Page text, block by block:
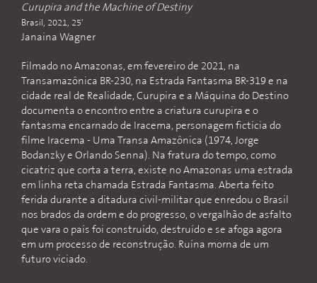
Curupira and the Machine of Destiny
Brasil, 2021, 25'
Janaina Wagner
Filmado no Amazonas, em fevereiro de 2021, na
Transamazônica BR-230, na Estrada Fantasma BR-319 e na
cidade real de Realidade, Curupira e a Máquina do Destino
documenta o encontro entre a criatura curupira e o
fantasma encarnado de Iracema, personagem fictícia do
filme Iracema - Uma Transa Amazônica (1974, Jorge
Bodanzky e Orlando Senna). Na fratura do tempo, como
cicatriz que corta a terra, existe no Amazonas uma estrada
em linha reta chamada Estrada Fantasma. Aberta feito
ferida durante a ditadura civil-militar que enredou o Brasil
nos brados da ordem e do progresso, o vergalhão de asfalto
que vara o país foi construído, destruído e se afoga agora
em um processo de reconstrução. Ruína morna de um
futuro viciado.